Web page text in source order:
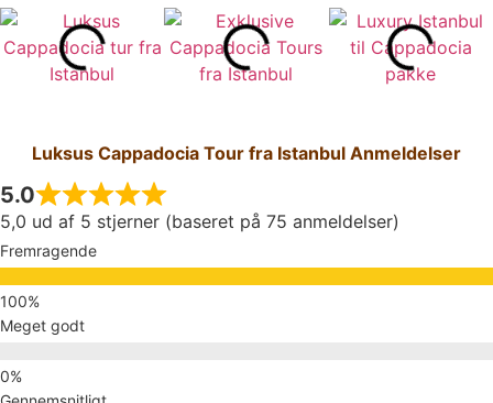
Luksus Cappadocia Tour fra Istanbul Anmeldelser
5.0
5,0 ud af 5 stjerner (baseret på 75 anmeldelser)
Fremragende
Meget godt